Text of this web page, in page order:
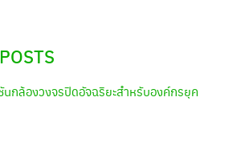
นกล้องวงจรปิดอัจฉริยะสำหรับองค์กรยุค